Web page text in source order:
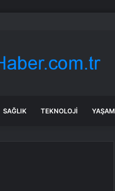
bayilere akın etti
SAĞLIK TEKNOLOJI YAŞAM